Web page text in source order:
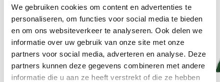
We gebruiken cookies om content en advertenties te
personaliseren, om functies voor social media te bieden
en om ons websiteverkeer te analyseren. Ook delen we
informatie over uw gebruik van onze site met onze
partners voor social media, adverteren en analyse. Deze
partners kunnen deze gegevens combineren met andere
informatie die u aan ze heeft verstrekt of die ze hebben